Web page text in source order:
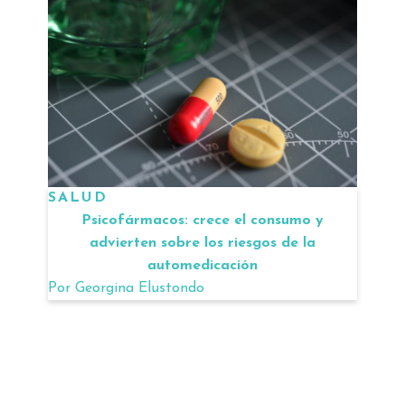
SALUD
Psicofármacos: crece el consumo y
advierten sobre los riesgos de la
automedicación
Por Georgina Elustondo